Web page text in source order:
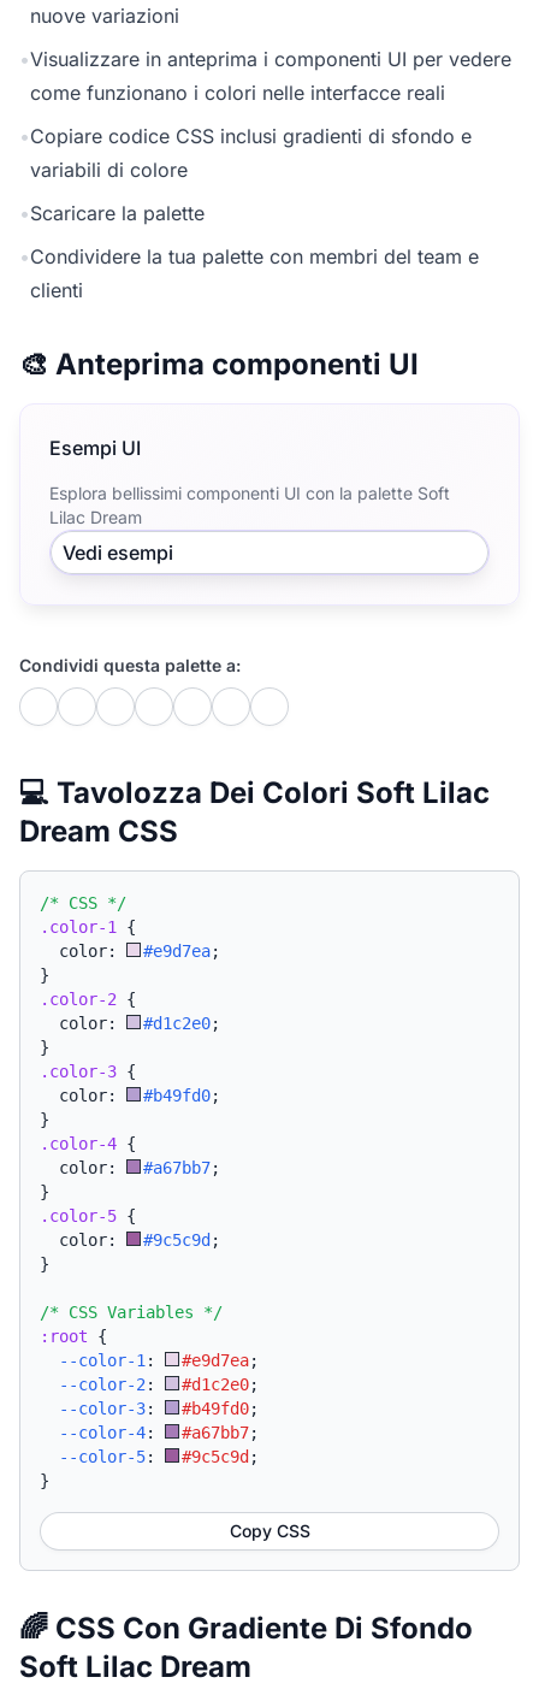
nuove variazioni
•Visualizzare in anteprima i componenti UI per vedere
come funzionano i colori nelle interfacce reali
•Copiare codice CSS inclusi gradienti di sfondo e
variabili di colore
•Scaricare la palette
•Condividere la tua palette con membri del team e
clienti
🎨 Anteprima componenti UI
Esempi UI
Esplora bellissimi componenti UI con la palette Soft
Lilac Dream
Vedi esempi
Condividi questa palette a:
💻 Tavolozza Dei Colori Soft Lilac
Dream CSS
/* CSS */
.color-1
{
  color:
#e9d7ea;
}
.color-2 {
  color:
#d1c2e0;
}
.color-3 {
  color:
#b49fd0;
}
.color-4 {
  color:
#a67bb7;
}
.color-5 {
  color:
#9c5c9d ;
}
/* CSS Variables */
:root {
--color-1 : #e9d7ea;
--color-2 : #d1c2e0;
--color-3: #b49fd0;
--color-4: #a67bb7;
--color-5: #9c5c9d ;
}
Copy CSS
🌈 CSS Con Gradiente Di Sfondo
Soft Lilac Dream